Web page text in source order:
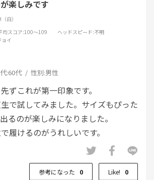
楽しみです
白）
均スコア:100～109 ヘッドスピード:不明
ョイ
:60代 性別:男性
ずこれが第一印象です。
で試してみました。サイズもぴった
るのが楽しみになりました。
履けるのがうれしいです。
参考になった 0 Like! 0